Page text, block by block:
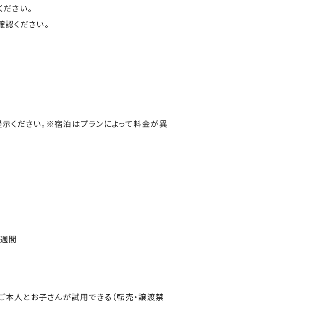
さい。
ください。
ください。※宿泊はプランによって料金が異
間
本人とお子さんが試用できる（転売・譲渡禁